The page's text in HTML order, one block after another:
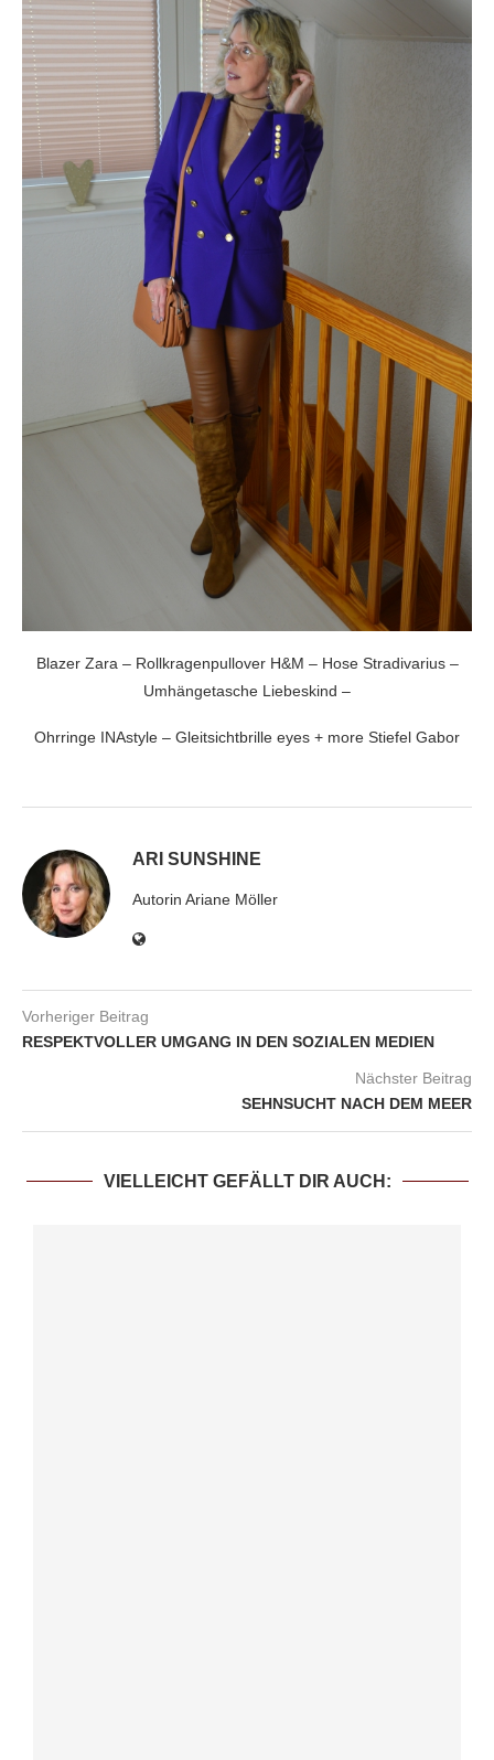
Blazer Zara – Rollkragenpullover H&M – Hose Stradivarius –
Umhängetasche Liebeskind –
Ohrringe INAstyle – Gleitsichtbrille eyes + more Stiefel Gabor
ARI SUNSHINE
Autorin Ariane Möller
Vorheriger Beitrag
RESPEKTVOLLER UMGANG IN DEN SOZIALEN MEDIEN
Nächster Beitrag
SEHNSUCHT NACH DEM MEER
VIELLEICHT GEFÄLLT DIR AUCH: